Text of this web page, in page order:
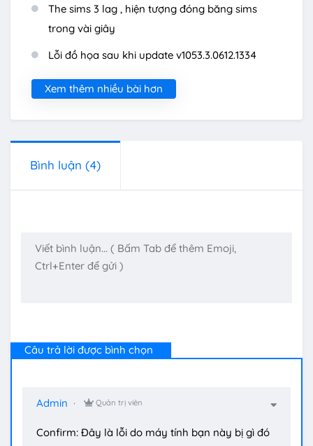
The sims 3 lag , hiện tượng đóng băng sims
trong vài giây
Lỗi đồ họa sau khi update v1053.3.0612.1334
Xem thêm nhiều bài hơn
Bình luận (4)
Câu trả lời được bình chọn
Admin Quản trị viên
Confirm: Đây là lỗi do máy tính bạn này bị gì đó